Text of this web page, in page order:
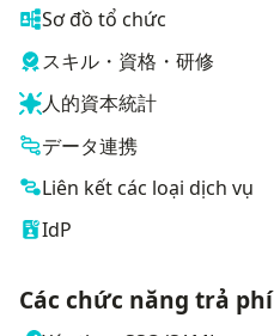
Sơ đồ tổ chức
スキル・資格・研修
人的資本統計
データ連携
Liên kết các loại dịch vụ
IdP
Các chức năng trả phí